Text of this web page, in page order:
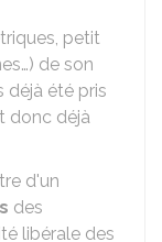
petit
de son
déjà été pris
donc déjà
d'un
des
libérale des